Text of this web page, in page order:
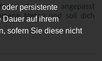
persistente
Dauer auf ihrem
sofern Sie diese nicht
Gruppen angepasst
Meter) und soll dich